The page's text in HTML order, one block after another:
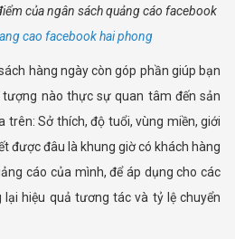
của ngân sách quảng cáo facebook
cao facebook hai phong
hàng ngày còn góp phần giúp bạn
nào thực sự quan tâm đến sản
Sở thích, độ tuổi, vùng miền, giới
được đâu là khung giờ có khách hàng
cáo của mình, để áp dụng cho các
hiệu quả tương tác và tỷ lệ chuyển